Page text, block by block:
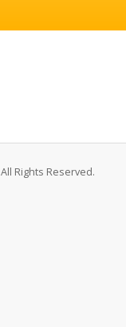
Rights Reserved.